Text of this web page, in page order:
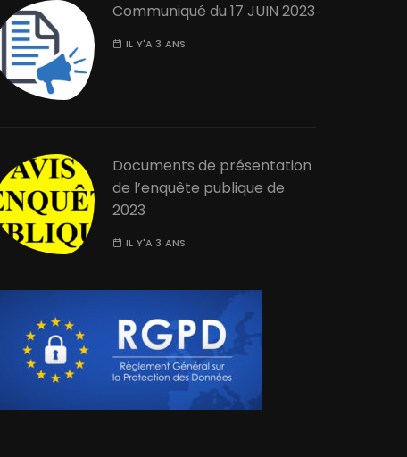
Communiqué du 17 JUIN 2023
IL Y'A 3 ANS
Documents de présentation
de l’enquête publique de
2023
IL Y'A 3 ANS